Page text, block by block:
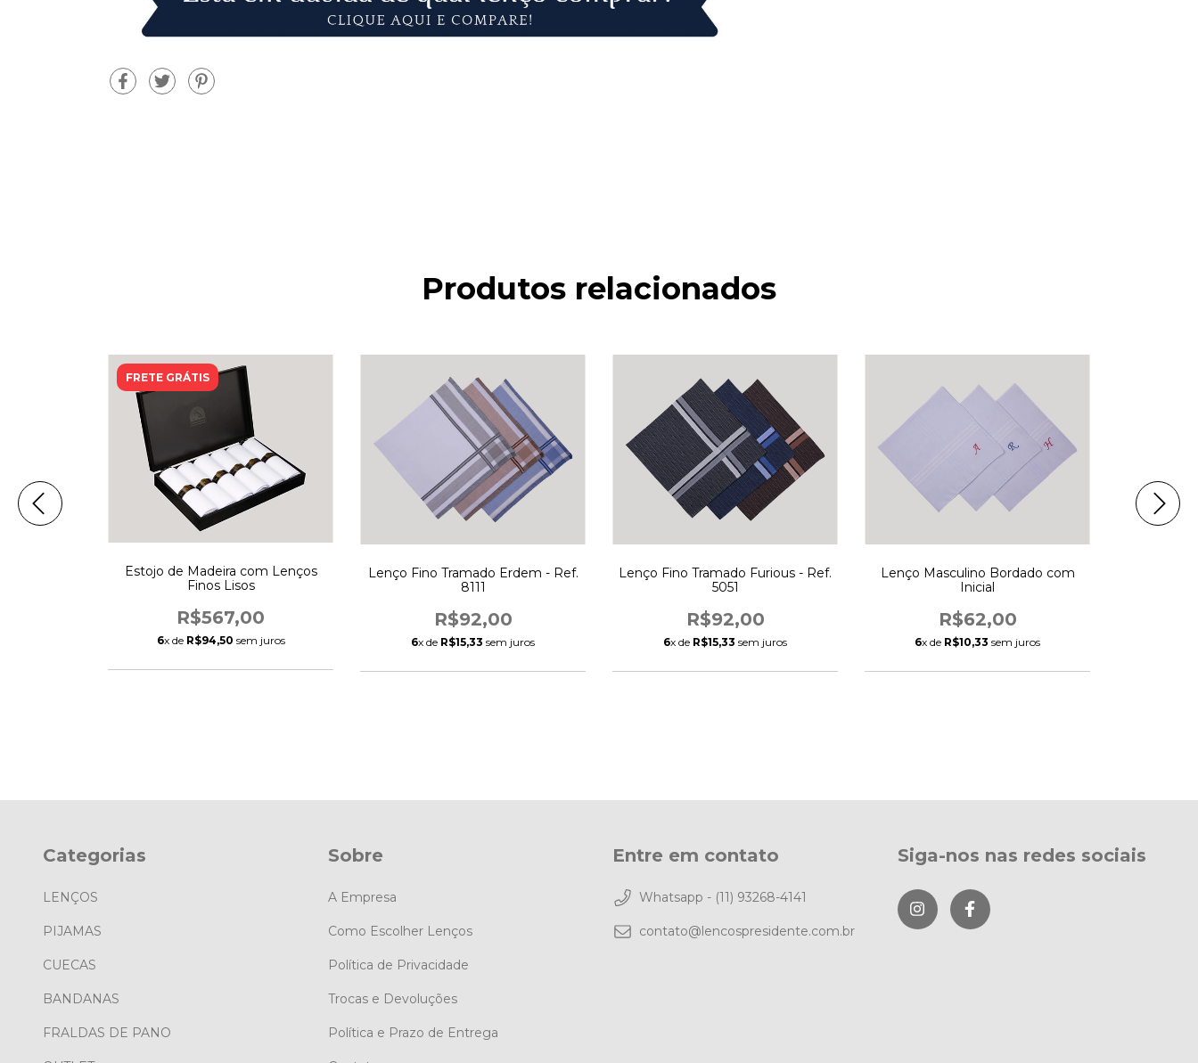
Produtos relacionados
FRETE GRÁTIS
Estojo de Madeira com Lenços
Finos Lisos
R$567,00
6x de R$94,50 sem juros
Lenço Fino Tramado Erdem - Ref.
8111
R$92,00
6x de R$15,33 sem juros
Lenço Fino Tramado Furious - Ref.
5051
R$92,00
6x de R$15,33 sem juros
Lenço Masculino Bordado com
Inicial
R$62,00
6x de R$10,33 sem juros
Categorias
LENÇOS
PIJAMAS
CUECAS
BANDANAS
FRALDAS DE PANO
Sobre
A Empresa
Como Escolher Lenços
Política de Privacidade
Trocas e Devoluções
Política e Prazo de Entrega
Entre em contato
Whatsapp - (11) 93268-4141
contato@lencospresidente.com.br
Siga-nos nas redes sociais